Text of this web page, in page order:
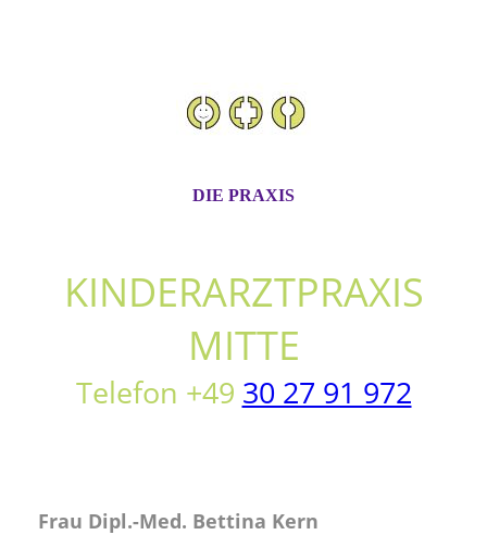
DIE PRAXIS
KINDERARZTPRAXIS
MITTE
Telefon +49 30 27 91 972
Frau Dipl.-Med. Bettina Kern